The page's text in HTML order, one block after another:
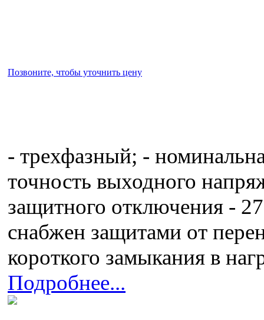
Позвоните, чтобы уточнить цену
- трехфазный; -
точность выходного
защитного отключения -
снабжен защитами от
короткого замыкания в
Подробнее...